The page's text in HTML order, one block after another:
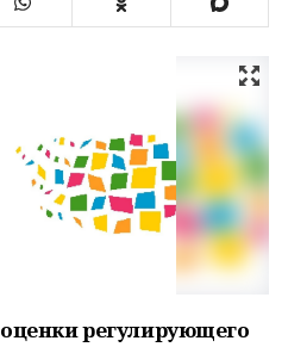
регулирующего